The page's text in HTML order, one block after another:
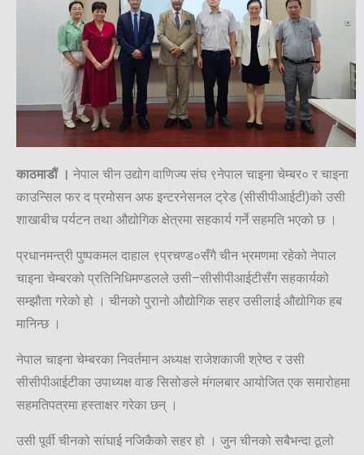
काठमाडौं । नेपाल चीन उद्योग वाणिज्य संघ ९नेपाल चाइना चेम्बर० र चाइना
काउन्सिल फर द प्रमोसन अफ इन्टरनेसनल ट्रेड (सीसीपीआईटी)को उसी
शाखाबीच पर्यटन तथा औद्योगिक क्षेत्रमा सहकार्य गर्ने सहमति भएको छ ।
प्रधानमन्त्री पुष्पकमल दाहाल ९प्रचण्ड०सँगै चीन भ्रमणमा रहेको नेपाल
चाइना चेम्बरको प्रतिनिधिमण्डलले उसी–सीसीपीआईटीसँग सहकार्यको
सम्झौता गरेको हो । चीनको पुरानो औद्योगिक सहर उसीलाई औद्योगिक हब
मानिन्छ ।
नेपाल चाइना चेम्बरका निवर्तमान अध्यक्ष राजेशकाजी श्रेष्ठ र उसी
सीसीपीआईटीका उपाध्यक्ष वाङ सिसोङले मंगलबार आयोजित एक समारोहमा
सहमतिपत्रमा हस्ताक्षर गरेका छन् ।
उसी पूर्वी चीनको सांघाई नजिकैको सहर हो । जुन चीनको सबैभन्दा ठूलो